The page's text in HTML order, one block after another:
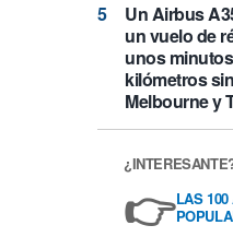
Un Airbus
un vuelo de
unos
kilómetros
Melbourne y
👉LAS